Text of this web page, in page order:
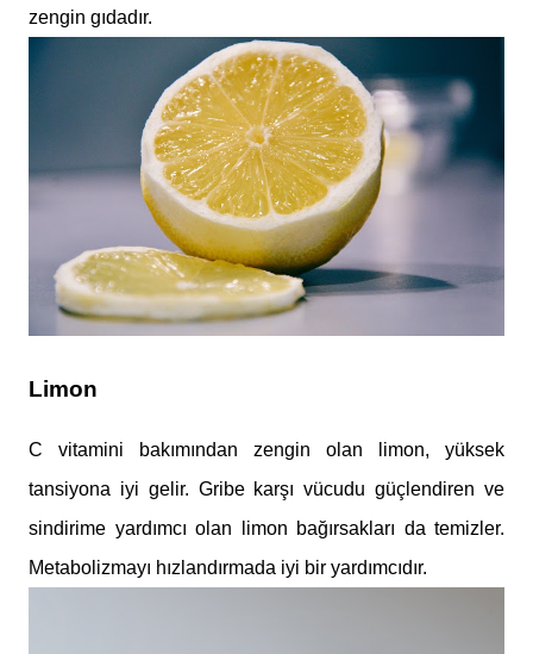
zengin gıdadır.
Limon
C vitamini bakımından zengin olan limon, yüksek
tansiyona iyi gelir. Gribe karşı vücudu güçlendiren ve
sindirime yardımcı olan limon bağırsakları da temizler.
Metabolizmayı hızlandırmada iyi bir yardımcıdır.